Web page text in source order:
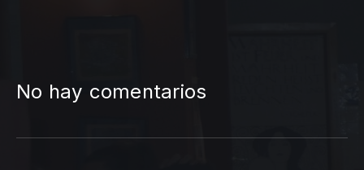
No hay comentarios